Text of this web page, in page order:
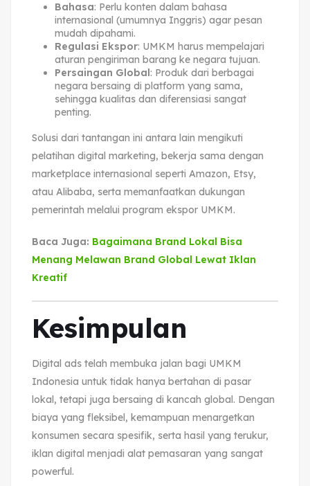
Bahasa: Perlu konten dalam bahasa
internasional (umumnya Inggris) agar pesan
mudah dipahami.
Regulasi Ekspor: UMKM harus mempelajari
aturan pengiriman barang ke negara tujuan.
Persaingan Global: Produk dari berbagai
negara bersaing di platform yang sama,
sehingga kualitas dan diferensiasi sangat
penting.
Solusi dari tantangan ini antara lain mengikuti
pelatihan digital marketing, bekerja sama dengan
marketplace internasional seperti Amazon, Etsy,
atau Alibaba, serta memanfaatkan dukungan
pemerintah melalui program ekspor UMKM.
Baca Juga: Bagaimana Brand Lokal Bisa
Menang Melawan Brand Global Lewat Iklan
Kreatif
Kesimpulan
Digital ads telah membuka jalan bagi UMKM
Indonesia untuk tidak hanya bertahan di pasar
lokal, tetapi juga bersaing di kancah global. Dengan
biaya yang fleksibel, kemampuan menargetkan
konsumen secara spesifik, serta hasil yang terukur,
iklan digital menjadi alat pemasaran yang sangat
powerful.